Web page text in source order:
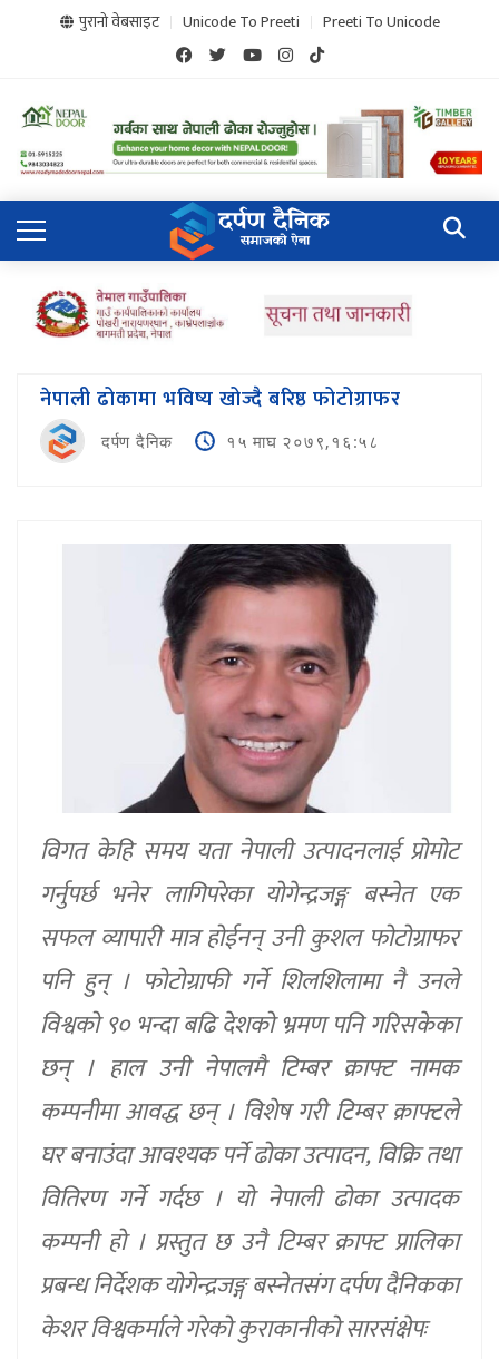
पुरानो वेबसाइट Unicode To Preeti Preeti To Unicode
नेपाली ढोकामा भविष्य खोज्दै बरिष्ठ फोटोग्राफर
दर्पण दैनिक १५ माघ २०७९,१६:५८
विगत केहि समय यता नेपाली उत्पादनलाई प्रोमोट
गर्नुपर्छ भनेर लागिपरेका योगेन्द्रजङ्ग बस्नेत एक
सफल व्यापारी मात्र होईनन् उनी कुशल फोटोग्राफर
पनि हुन् । फोटोग्राफी गर्ने शिलशिलामा नै उनले
विश्वको ९० भन्दा बढि देशको भ्रमण पनि गरिसकेका
छन् । हाल उनी नेपालमै टिम्बर क्राफ्ट नामक
कम्पनीमा आवद्ध छन् । विशेष गरी टिम्बर क्राफ्टले
घर बनाउंदा आवश्यक पर्ने ढोका उत्पादन, विक्रि तथा
वितिरण गर्ने गर्दछ । यो नेपाली ढोका उत्पादक
कम्पनी हो । प्रस्तुत छ उनै टिम्बर क्राफ्ट प्रालिका
प्रबन्ध निर्देशक योगेन्द्रजङ्ग बस्नेतसंग दर्पण दैनिकका
केशर विश्वकर्माले गरेको कुराकानीको सारसंक्षेपः